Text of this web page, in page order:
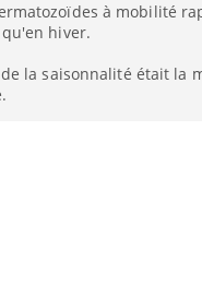
à mobilité
hiver.
la saisonnalité était la